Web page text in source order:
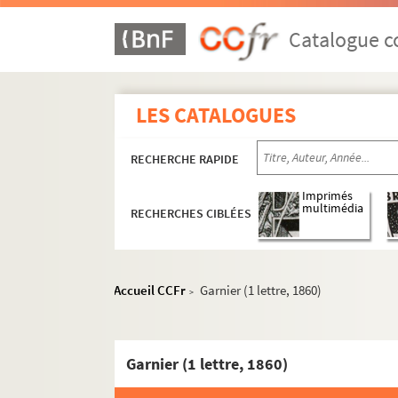
Catalogue
LES CATALOGUES
RECHERCHE RAPIDE
RECHERCHES CIBLÉES
Imprimés
multimédia
Accueil CCFr > Garnier (1 lettre, 1860)
Garnier (1 lettre, 1860)
Ms 1819. Topographie de Besançon.
Ms 1820. Histoire de Besançon.
Ms 1821. Droit coutumier et féodal à
Ms 1823. Bibliothèque et Archives de
Ms 1824. Notes diverses d'Auguste
Ms 1825. Abrégé de l'histoire de Franche-
Ms 1826-1832. Pièces concernant les
Ms 1833. Notes d'Auguste Castan (1833-
Ms 1834-1836. Notes et documents
Ms 1840. Procès-verbaux des séances de la
Ms 1841. Procès-verbaux de la